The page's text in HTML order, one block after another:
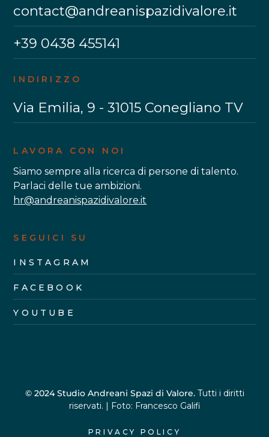
contact@andreanispazidivalore.it
+39 0438 455141
INDIRIZZO
Via Emilia, 9 - 31015 Conegliano TV
SEGUICI SU
INSTAGRAM
FACEBOOK
YOUTUBE
LAVORA CON NOI
Siamo sempre alla ricerca di persone di talento.
Parlaci delle tue ambizioni.
hr@andreanispazidivalore.it
© 2024 Studio Andreani Spazi di Valore. Tutti i diritti
riservati. | Foto: Francesco Galifi
PRIVACY POLICY